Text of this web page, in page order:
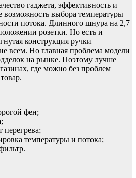
гаджета, эффективность и
возможность выбора температуры
потока. Длинного шнура на 2,7
розетки. Но есть и
конструкция ручки
всем. Но главная проблема модели
на рынке. Поэтому лучше
где можно без проблем
фен;
перегрева;
температуры и потока;